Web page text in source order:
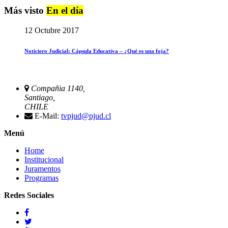
Más visto En el día
12 Octubre 2017
Noticiero Judicial: Cápsula Educativa – ¿Qué es una foja?
Compañia 1140,
Santiago,
CHILE
E-Mail: tvpjud@pjud.cl
Menú
Home
Institucional
Juramentos
Programas
Redes Sociales